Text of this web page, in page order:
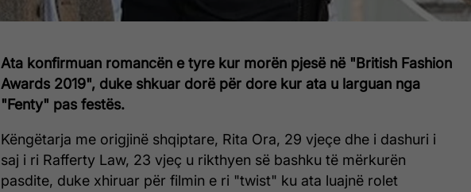
Ata konfirmuan romancën e tyre kur morën pjesë në "British Fashion
Awards 2019", duke shkuar dorë për dore kur ata u larguan nga
"Fenty" pas festës.
Këngëtarja me origjinë shqiptare, Rita Ora, 29 vjeçe dhe i dashuri i
saj i ri Rafferty Law, 23 vjeç u rikthyen së bashku të mërkurën
pasdite, duke xhiruar për filmin e ri "twist" ku ata luajnë rolet